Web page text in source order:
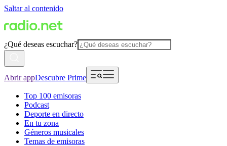
Saltar al contenido
¿Qué deseas escuchar?
Abrir appDescubre Prime
Top 100 emisoras
Podcast
Deporte en directo
En tu zona
Géneros musicales
Temas de emisoras